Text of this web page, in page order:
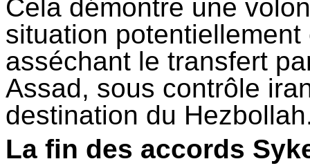
Cela démontre une
situation
asséchant le transfert
Assad, sous contrôle
destination du
La fin des accords